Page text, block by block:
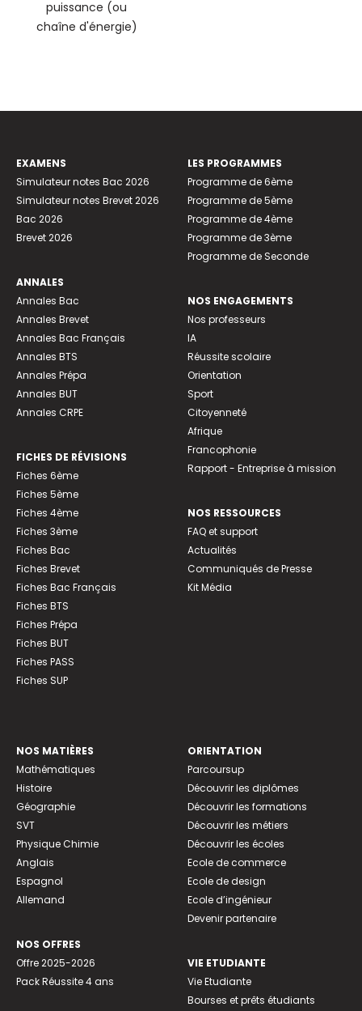
puissance (ou
chaîne d'énergie)
EXAMENS
Simulateur notes Bac 2026
Simulateur notes Brevet 2026
Bac 2026
Brevet 2026
ANNALES
Annales Bac
Annales Brevet
Annales Bac Français
Annales BTS
Annales Prépa
Annales BUT
Annales CRPE
FICHES DE RÉVISIONS
Fiches 6ème
Fiches 5ème
Fiches 4ème
Fiches 3ème
Fiches Bac
Fiches Brevet
Fiches Bac Français
Fiches BTS
Fiches Prépa
Fiches BUT
Fiches PASS
Fiches SUP
LES PROGRAMMES
Programme de 6ème
Programme de 5ème
Programme de 4ème
Programme de 3ème
Programme de Seconde
NOS ENGAGEMENTS
Nos professeurs
IA
Réussite scolaire
Orientation
Sport
Citoyenneté
Afrique
Francophonie
Rapport - Entreprise à mission
NOS RESSOURCES
FAQ et support
Actualités
Communiqués de Presse
Kit Média
NOS MATIÈRES
Mathématiques
Histoire
Géographie
SVT
Physique Chimie
Anglais
Espagnol
Allemand
NOS OFFRES
Offre 2025-2026
Pack Réussite 4 ans
ORIENTATION
Parcoursup
Découvrir les diplômes
Découvrir les formations
Découvrir les métiers
Découvrir les écoles
Ecole de commerce
Ecole de design
Ecole d’ingénieur
Devenir partenaire
VIE ETUDIANTE
Vie Etudiante
Bourses et prêts étudiants